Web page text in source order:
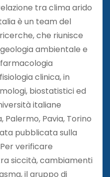
tra clima arido
è un team del
che riunisce
ambientale e
clinica, in
biostatistici ed
italiane
Palermo, Pavia, Torino
pubblicata sulla
verificare
siccità, cambiamenti
il gruppo di